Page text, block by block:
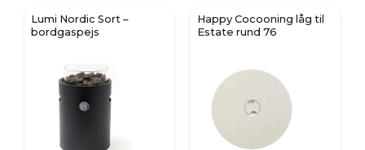
Lumi Nordic Sort –
bordgaspejs
Happy Cocooning låg til
Estate rund 76